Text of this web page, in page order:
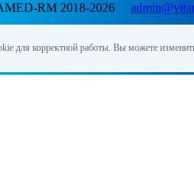
RM 2018-2026
для корректной работы. Вы можете